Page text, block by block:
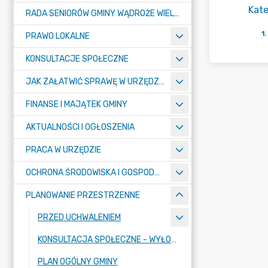
RADA SENIORÓW GMINY WĄDROŻE WIELKIE
PRAWO LOKALNE
KONSULTACJE SPOŁECZNE
JAK ZAŁATWIĆ SPRAWĘ W URZĘDZIE ? - KARTY USŁUG I FORMULARZE
FINANSE I MAJĄTEK GMINY
AKTUALNOŚCI I OGŁOSZENIA
PRACA W URZĘDZIE
OCHRONA ŚRODOWISKA I GOSPODARKA KOMUNALNA
PLANOWANIE PRZESTRZENNE
PRZED UCHWALENIEM
KONSULTACJA SPOŁECZNE - WYŁOŻENIE
PLAN OGÓLNY GMINY
1.